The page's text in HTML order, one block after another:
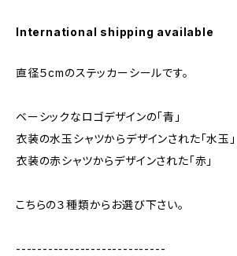
International shipping available
直径５cmのステッカーシールです。
ベーシックなロゴデザインの「青」
衣装の水玉シャツからデザインされた「水玉」
衣装の赤シャツからデザインされた「赤」
こちらの３種類からお選び下さい。
----------------------------